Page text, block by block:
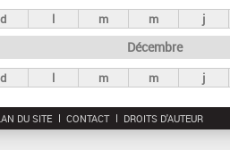
d l m m j
Décembre
d l m m j
DU SITE CONTACT DROITS D'AUTEUR